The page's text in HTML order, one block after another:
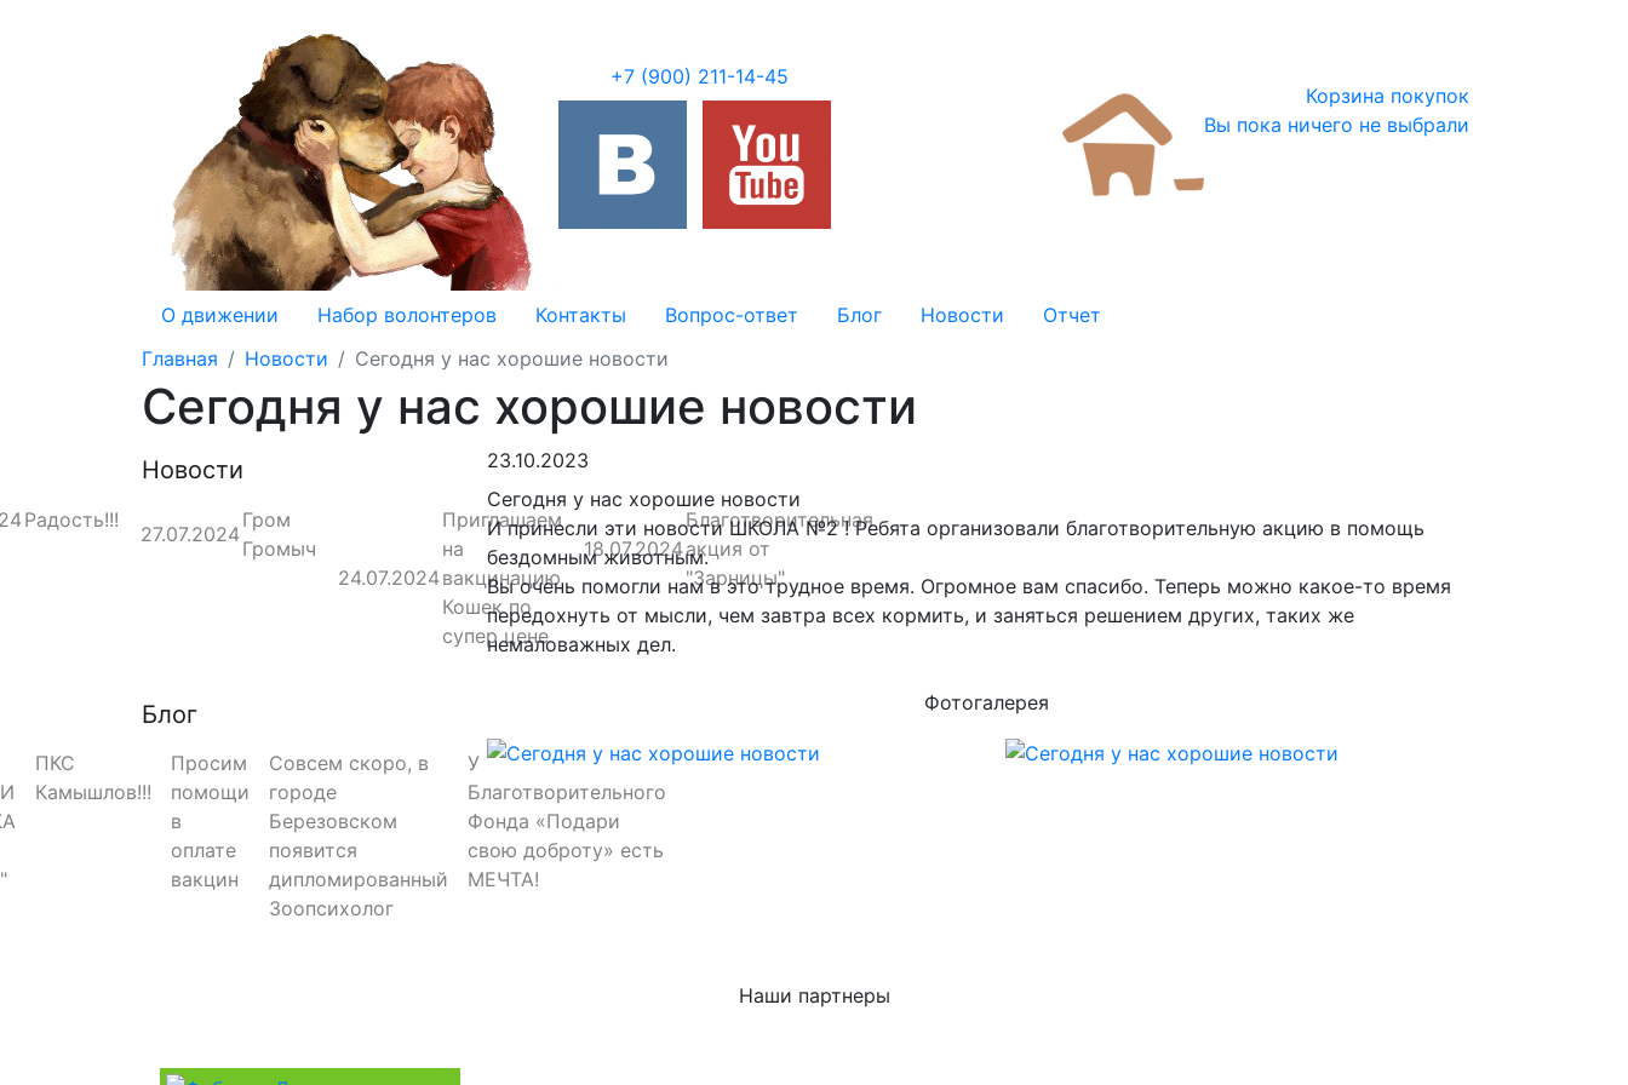
+7 (900) 211-14-45
Корзина покупок
Вы пока ничего не выбрали
О движении Набор волонтеров Контакты Вопрос-ответ Блог Новости
Отчет
Главная
Новости Сегодня у нас хорошие новости
Сегодня у нас хорошие новости
Новости
Радость!!!
27.07.2024
Гром
Громыч
24.07.2024
Приглашаем
на
вакцинацию
Кошек по
супер цене
18.07.2024
Благотворительная
акция от
"Зарницы"
Блог
ПКС
Камышлов!!!
Просим
помощи
в
оплате
вакцин
Совсем скоро, в
городе
Березовском
появится
дипломированный
Зоопсихолог
У
Благотворительного
Фонда «Подари
свою доброту» есть
МЕЧТА!
23.10.2023
Сегодня у нас хорошие новости
И принесли эти новости ШКОЛА №2 ! Ребята организовали благотворительную акцию в помощь
бездомным животным.
Вы очень помогли нам в это трудное время. Огромное вам спасибо. Теперь можно какое-то время
передохнуть от мысли, чем завтра всех кормить, и заняться решением других, таких же
немаловажных дел.
Фотогалерея
Наши партнеры